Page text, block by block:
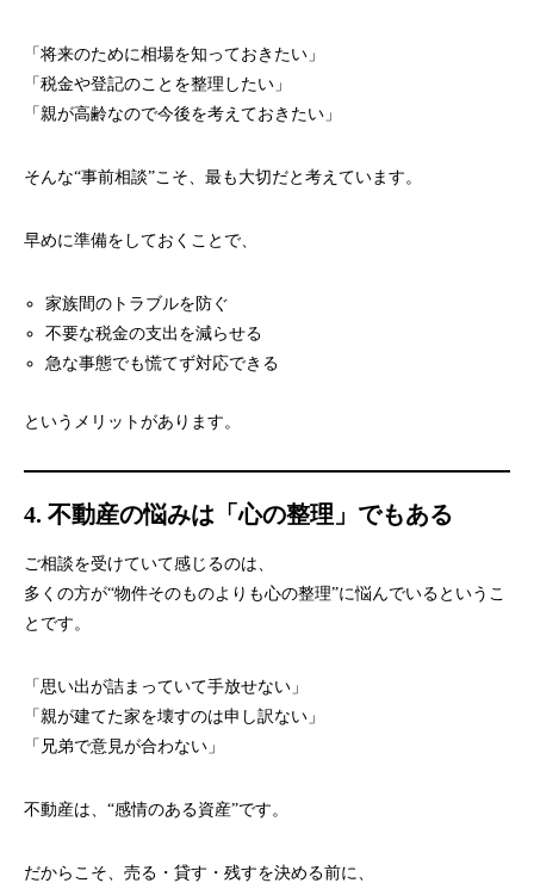
「将来のために相場を知っておきたい」
「税金や登記のことを整理したい」
「親が高齢なので今後を考えておきたい」
そんな“事前相談”こそ、最も大切だと考えています。
早めに準備をしておくことで、
家族間のトラブルを防ぐ
不要な税金の支出を減らせる
急な事態でも慌てず対応できる
というメリットがあります。
4. 不動産の悩みは「心の整理」でもある
ご相談を受けていて感じるのは、
多くの方が“物件そのものよりも心の整理”に悩んでいるというこ
とです。
「思い出が詰まっていて手放せない」
「親が建てた家を壊すのは申し訳ない」
「兄弟で意見が合わない」
不動産は、“感情のある資産”です。
だからこそ、売る・貸す・残すを決める前に、